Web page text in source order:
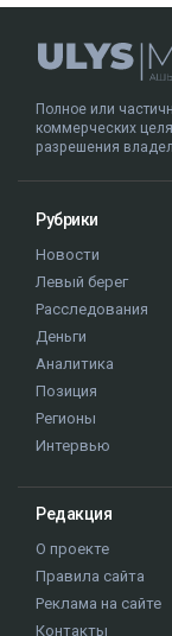
Полное или
коммерческих
разрешения
Рубрики
Новости
Левый берег
Расследования
Деньги
Аналитика
Позиция
Регионы
Интервью
Редакция
О проекте
Правила сайта
Реклама на сайте
Контакты